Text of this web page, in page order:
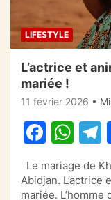
LIFESTYLE
L’actrice et
mariée !
11 février 2026 •
F
c
W
at
el
Le mariage de
Abidjan. L’actrice
mariée.